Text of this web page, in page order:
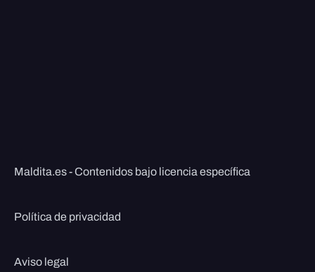
Maldita.es - Contenidos bajo licencia específica
Política de privacidad
Aviso legal